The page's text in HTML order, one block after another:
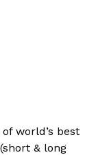
world’s best
& long